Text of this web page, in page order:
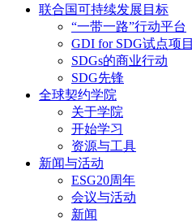
联合国可持续发展目标
“一带一路”行动平台
GDI for SDG试点项目
SDGs的商业行动
SDG先锋
全球契约学院
关于学院
开始学习
资源与工具
新闻与活动
ESG20周年
会议与活动
新闻